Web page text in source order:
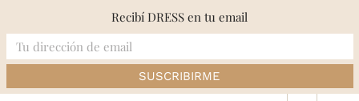
Recibí DRESS en tu email